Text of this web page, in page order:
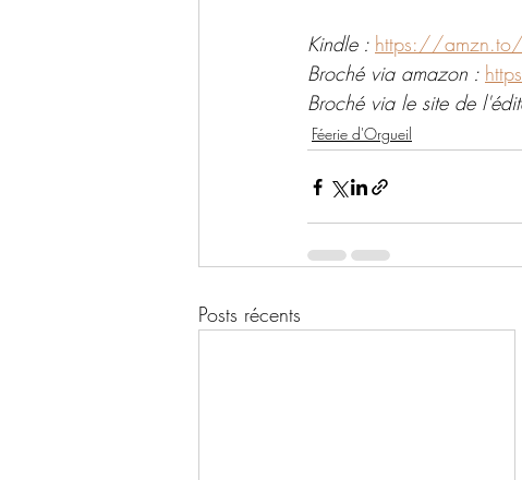
Kindle : https://
Broché via amazon :
Broché via le site de
Féerie d'Orgueil
Posts récents